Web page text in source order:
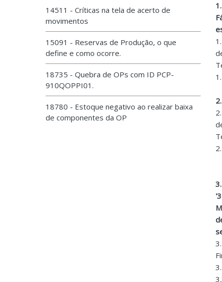
14511 - Críticas na tela de acerto de
movimentos
15091 - Reservas de Produção, o que
define e como ocorre.
18735 - Quebra de OPs com ID PCP-
910QOPPI01.
18780 - Estoque negativo ao realizar baixa
de componentes da OP